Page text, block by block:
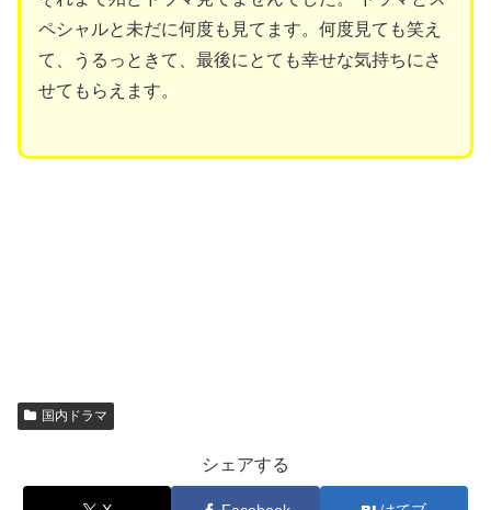
ペシャルと未だに何度も見てます。何度見ても笑え
て、うるっときて、最後にとても幸せな気持ちにさ
せてもらえます。
国内ドラマ
シェアする